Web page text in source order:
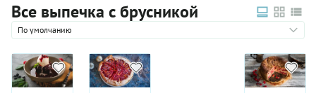
Все выпечка с брусникой
По умолчанию